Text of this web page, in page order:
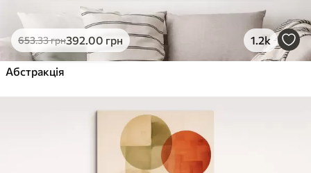
653.33грн392.00 грн 1.2k
Абстракція